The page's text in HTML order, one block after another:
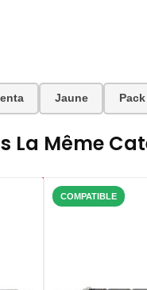
Jaune Pack
La Même
COMPATIBLE